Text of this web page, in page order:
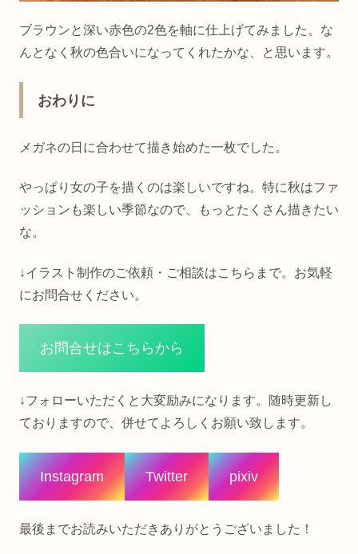
ブラウンと深い赤色の2色を軸に仕上げてみました。な
んとなく秋の色合いになってくれたかな、と思います。
おわりに
メガネの日に合わせて描き始めた一枚でした。
やっぱり女の子を描くのは楽しいですね。特に秋はファ
ッションも楽しい季節なので、もっとたくさん描きたい
な。
↓イラスト制作のご依頼・ご相談はこちらまで。お気軽
にお問合せください。
お問合せはこちらから
↓フォローいただくと大変励みになります。随時更新し
ておりますので、併せてよろしくお願い致します。
Instagram Twitter pixiv
最後までお読みいただきありがとうございました！